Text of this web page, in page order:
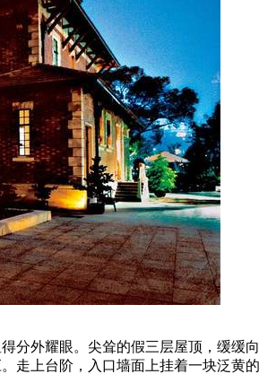
分外耀眼。尖耸的假三层屋顶，缓
走上台阶，入口墙面上挂着一块泛